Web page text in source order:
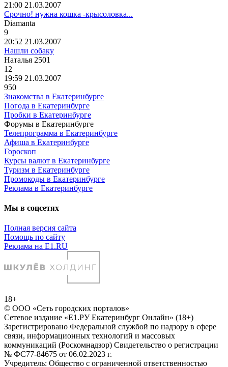
21:00 21.03.2007
Срочно! нужна кошка -крысоловка...
Diаmanta
9
20:52 21.03.2007
Нашли собаку
Наталья 2501
12
19:59 21.03.2007
950
Знакомства в Екатеринбурге
Погода в Екатеринбурге
Пробки в Екатеринбурге
Форумы в Екатеринбурге
Телепрограмма в Екатеринбурге
Афиша в Екатеринбурге
Гороскоп
Курсы валют в Екатеринбурге
Туризм в Екатеринбурге
Промокоды в Екатеринбурге
Реклама в Екатеринбурге
Мы в соцсетях
Полная версия сайта
Помощь по сайту
Реклама на E1.RU
18+
© ООО «Сеть городских порталов»
Сетевое издание «Е1.РУ Екатеринбург Онлайн» (18+)
Зарегистрировано Федеральной службой по надзору в сфере
связи, информационных технологий и массовых
коммуникаций (Роскомнадзор) Свидетельство о регистрации
№ ФС77-84675 от 06.02.2023 г.
Учредитель: Общество с ограниченной ответственностью